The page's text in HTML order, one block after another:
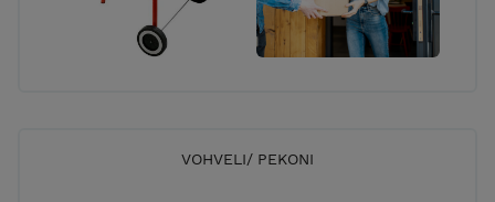
VOHVELI/ PEKONI